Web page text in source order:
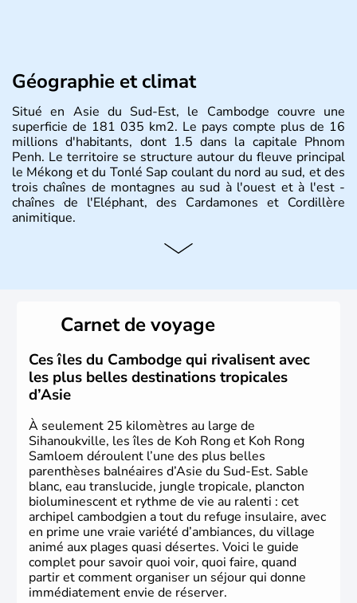
Géographie et climat
Situé en Asie du Sud-Est, le Cambodge couvre une
superficie de 181 035 km2. Le pays compte plus de 16
millions d'habitants, dont 1.5 dans la capitale Phnom
Penh. Le territoire se structure autour du fleuve principal
le Mékong et du Tonlé Sap coulant du nord au sud, et des
trois chaînes de montagnes au sud à l'ouest et à l'est -
chaînes de l'Eléphant, des Cardamones et Cordillère
animitique.
Carnet de voyage
Ces îles du Cambodge qui rivalisent avec
les plus belles destinations tropicales
d’Asie
À seulement 25 kilomètres au large de
Sihanoukville, les îles de Koh Rong et Koh Rong
Samloem déroulent l’une des plus belles
parenthèses balnéaires d’Asie du Sud-Est. Sable
blanc, eau translucide, jungle tropicale, plancton
bioluminescent et rythme de vie au ralenti : cet
archipel cambodgien a tout du refuge insulaire, avec
en prime une vraie variété d’ambiances, du village
animé aux plages quasi désertes. Voici le guide
complet pour savoir quoi voir, quoi faire, quand
partir et comment organiser un séjour qui donne
immédiatement envie de réserver.